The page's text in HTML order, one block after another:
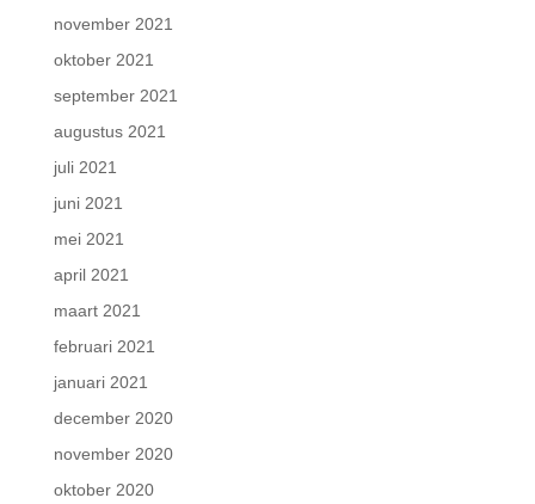
november 2021
oktober 2021
september 2021
augustus 2021
juli 2021
juni 2021
mei 2021
april 2021
maart 2021
februari 2021
januari 2021
december 2020
november 2020
oktober 2020